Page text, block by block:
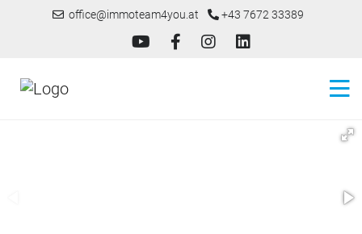
office@immoteam4you.at +43 7672 33389